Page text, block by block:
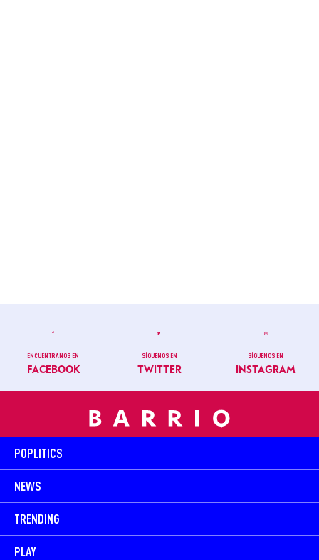
ENCUÉNTRANOS EN
FACEBOOK
SÍGUENOS EN
TWITTER
SÍGUENOS EN
INSTAGRAM
POPLITICS
NEWS
TRENDING
PLAY